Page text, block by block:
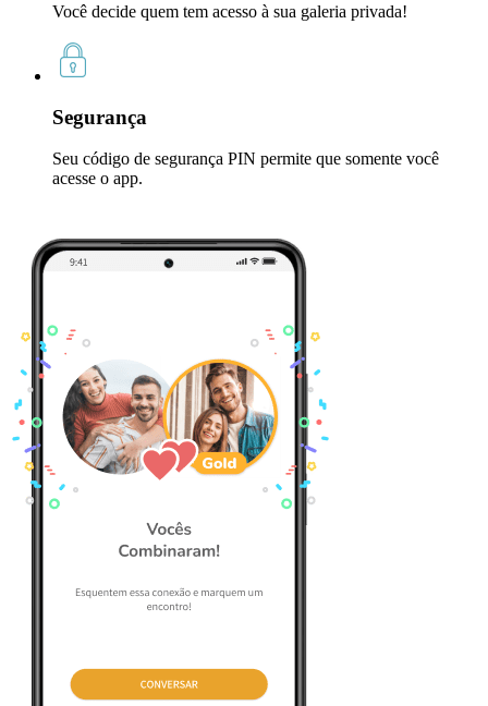
Você decide quem tem acesso à sua galeria privada!
Segurança
Seu código de segurança PIN permite que somente você
acesse o app.